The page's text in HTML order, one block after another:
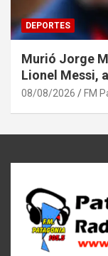
DEPORTES
Murió Jorge
Lionel Messi,
08/08/2026 FM